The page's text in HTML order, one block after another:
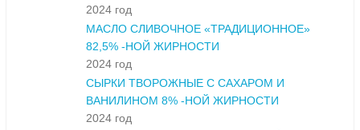
2024 год
МАСЛО СЛИВОЧНОЕ «ТРАДИЦИОННОЕ»
82,5% -НОЙ ЖИРНОСТИ
2024 год
СЫРКИ ТВОРОЖНЫЕ С САХАРОМ И
ВАНИЛИНОМ 8% -НОЙ ЖИРНОСТИ
2024 год